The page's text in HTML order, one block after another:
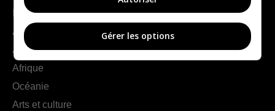
Europe
Amériques
Asie
Afrique
Océanie
Arts et culture
Gérer les options